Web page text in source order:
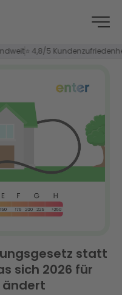
⭐ 4,8/5 Kundenzufriedenheit
statt
sich 2026 für
ändert